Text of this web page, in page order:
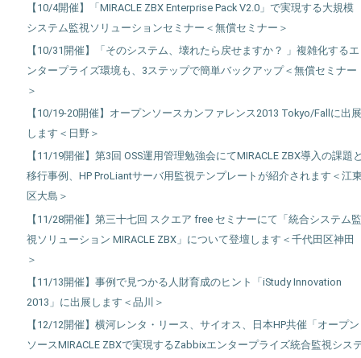
【10/4開催】「MIRACLE ZBX Enterprise Pack V2.0」で実現する大規模
システム監視ソリューションセミナー＜無償セミナー＞
【10/31開催】「そのシステム、壊れたら戻せますか？ 」複雑化するエ
ンタープライズ環境も、3ステップで簡単バックアップ＜無償セミナー
＞
【10/19-20開催】オープンソースカンファレンス2013 Tokyo/Fallに出展
します＜日野＞
【11/19開催】第3回 OSS運用管理勉強会にてMIRACLE ZBX導入の課題
移行事例、HP ProLiantサーバ用監視テンプレートが紹介されます＜江
区大島＞
【11/28開催】第三十七回 スクエア free セミナーにて「統合システム監
視ソリューション MIRACLE ZBX」について登壇します＜千代田区神田
＞
【11/13開催】事例で見つかる人財育成のヒント「iStudy Innovation
2013」に出展します＜品川＞
【12/12開催】横河レンタ・リース、サイオス、日本HP共催「オープン
ソースMIRACLE ZBXで実現するZabbixエンタープライズ統合監視シス